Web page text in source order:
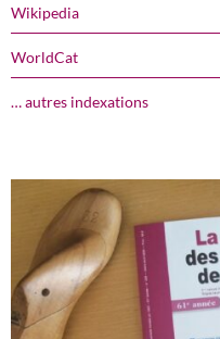
Wikipedia
WorldCat
… autres indexations